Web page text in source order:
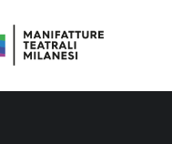
Il cartellone